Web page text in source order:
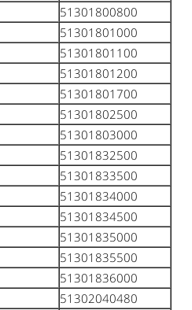
51301800800
51301801000
51301801100
51301801200
51301801700
51301802500
51301803000
51301832500
51301833500
51301834000
51301834500
51301835000
51301835500
51301836000
51302040480